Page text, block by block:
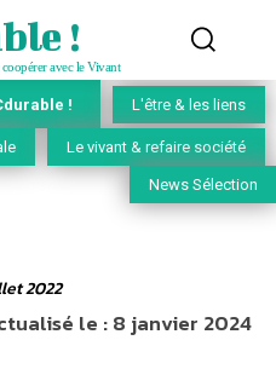
!
avec le Vivant
! L'être & les liens
Le vivant & refaire société
News Sélection
2022
le :8 janvier 2024